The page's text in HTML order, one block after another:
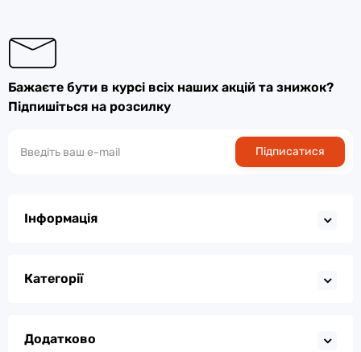
Бажаєте бути в курсі всіх наших акцій та знижок?
Підпишіться на розсилку
Підписатися
Інформація
Категорії
Додатково